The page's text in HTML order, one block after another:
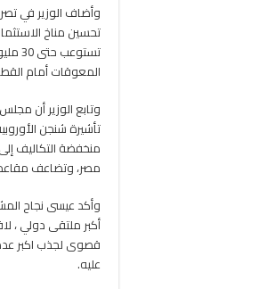
وأضاف الوزير في
المعوقات أمام
وتابع الوزير أن
تأشيرة شنجن
منخفضة التكاليف
مصر، وتضاعف مقاعد
وأكد عيسى نجاح
أكبر ملتقى دولي ،
قصوى لجذب اكبر عدد
عليه.